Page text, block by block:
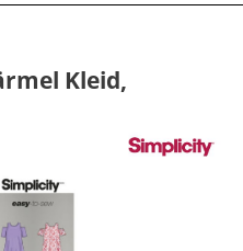
Kleid,